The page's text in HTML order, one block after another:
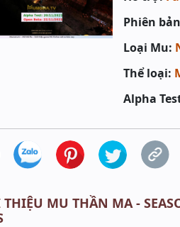
Phiên
Loại Mu:
Thể loại:
Alpha
MU THẦN MA -